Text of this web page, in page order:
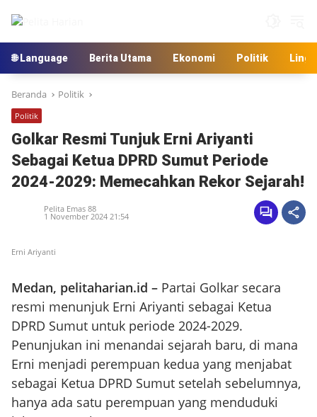
🌐 Language Berita Utama Ekonomi Politik
Beranda Politik
Politik
Golkar Resmi Tunjuk Erni Ariyanti
Sebagai Ketua DPRD Sumut Periode
2024-2029: Memecahkan Rekor Sejarah!
Pelita Emas 88
1 November 2024 21:54
Erni Ariyanti
Medan, pelitaharian.id – Partai Golkar secara
resmi menunjuk Erni Ariyanti sebagai Ketua
DPRD Sumut untuk periode 2024-2029.
Penunjukan ini menandai sejarah baru, di mana
Erni menjadi perempuan kedua yang menjabat
sebagai Ketua DPRD Sumut setelah sebelumnya,
hanya ada satu perempuan yang menduduki